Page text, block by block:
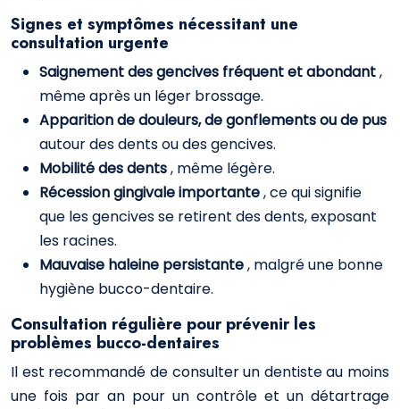
Signes et symptômes nécessitant une
consultation urgente
Saignement des gencives fréquent et abondant,
même après un léger brossage.
Apparition de douleurs, de gonflements ou de pus
autour des dents ou des gencives.
Mobilité des dents, même légère.
Récession gingivale importante, ce qui signifie
que les gencives se retirent des dents, exposant
les racines.
Mauvaise haleine persistante, malgré une bonne
hygiène bucco-dentaire.
Consultation régulière pour prévenir les
problèmes bucco-dentaires
Il est recommandé de consulter un dentiste au moins
une fois par an pour un contrôle et un détartrage